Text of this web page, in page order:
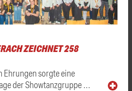
ZEICHNET 258
Ehrungen sorgte eine
der Showtanzgruppe …